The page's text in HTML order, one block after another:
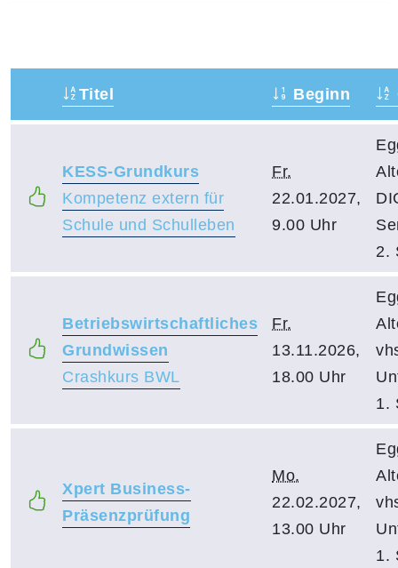
Titel Beginn
KESS-Grundkurs
Kompetenz extern für
Schule und Schulleben
Fr.
22.01.2027,
9.00 Uhr
2.
Betriebswirtschaftliches
Grundwissen
Crashkurs BWL
Fr.
13.11.2026,
18.00 Uhr
1.
Xpert Business-
Präsenzprüfung
Mo.
22.02.2027,
13.00 Uhr
1.